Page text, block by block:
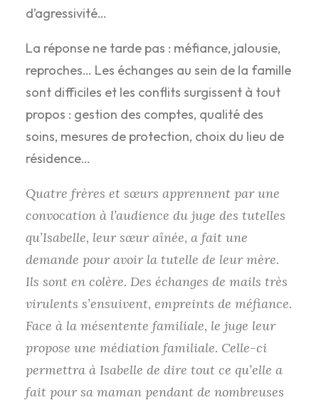
d’agressivité…
La réponse ne tarde pas : méfiance, jalousie,
reproches… Les échanges au sein de la famille
sont difficiles et les conflits surgissent à tout
propos : gestion des comptes, qualité des
soins, mesures de protection, choix du lieu de
résidence…
Quatre frères et sœurs apprennent par une
convocation à l’audience du juge des tutelles
qu’Isabelle, leur sœur aînée, a fait une
demande pour avoir la tutelle de leur mère.
Ils sont en colère. Des échanges de mails très
virulents s’ensuivent, empreints de méfiance.
Face à la mésentente familiale, le juge leur
propose une médiation familiale. Celle-ci
permettra à Isabelle de dire tout ce qu’elle a
fait pour sa maman pendant de nombreuses